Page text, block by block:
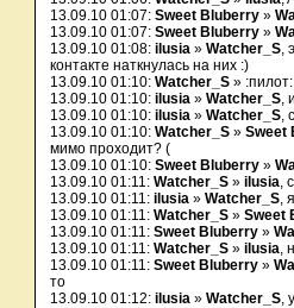
13.09.10 01:07: Sweet Bluberry »
13.09.10 01:07: Sweet Bluberry »
13.09.10 01:08: ilusia » Watcher_S,
контакте наткнулась на них :)
13.09.10 01:10: Watcher_S » :пилот:
13.09.10 01:10: ilusia » Watcher_S,
13.09.10 01:10: ilusia » Watcher_S,
13.09.10 01:10: Watcher_S » Sweet
мимо проходит? (
13.09.10 01:10: Sweet Bluberry »
13.09.10 01:11: Watcher_S » ilusia,
13.09.10 01:11: ilusia » Watcher_S,
13.09.10 01:11: Watcher_S » Sweet
13.09.10 01:11: Sweet Bluberry »
13.09.10 01:11: Watcher_S » ilusia,
13.09.10 01:11: Sweet Bluberry »
то
13.09.10 01:12: ilusia » Watcher_S,